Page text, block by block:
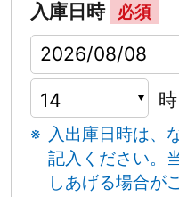
入庫日時 必須
時
入出庫日時は、
記入ください。
しあげる場合が